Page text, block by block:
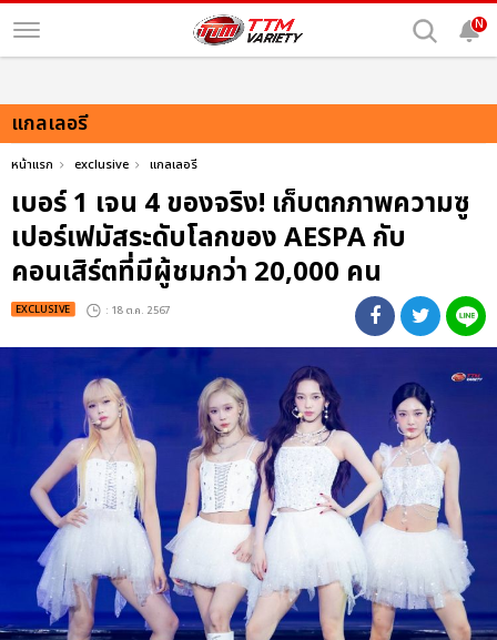
N
แกลเลอรี
หน้าแรก exclusive แกลเลอรี
เบอร์ 1 เจน 4 ของจริง! เก็บตกภาพความซู
เปอร์เฟมัสระดับโลกของ AESPA กับ
คอนเสิร์ตที่มีผู้ชมกว่า 20,000 คน
EXCLUSIVE : 18 ต.ค. 2567